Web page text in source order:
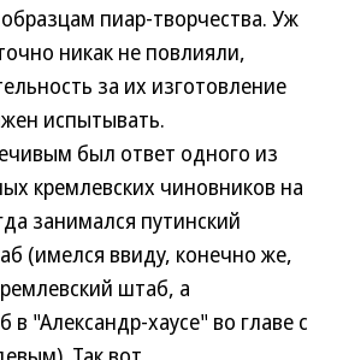
пиар-творчества. Уж
никак не повлияли,
за их изготовление
испытывать.
был ответ одного из
кремлевских чиновников на
занимался путинский
(имелся ввиду, конечно же,
штаб, а
"Александр-хаусе" во главе с